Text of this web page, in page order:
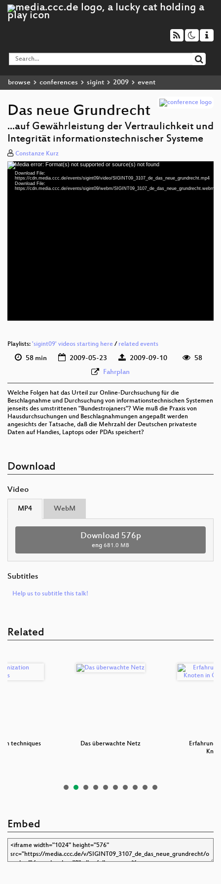
browse conferences sigint 2009 event
Das neue Grundrecht
...auf Gewährleistung der Vertraulichkeit und
Integrität informationstechnischer Systeme
Constanze Kurz
Video
Player
Media error: Format(s) not supported or source(s) not found
Download File:
https://cdn.media.ccc.de/events/sigint09/video/SIGINT09_3107_de_das_neue_grundrecht.mp4
Download File:
https://cdn.media.ccc.de/events/sigint09/webm/SIGINT09_3107_de_das_neue_grundrecht.webm
Playlists: 'sigint09' videos starting here / related events
58 min 2009-05-23 2009-09-10
58
Fahrplan
Welche Folgen hat das Urteil zur Online-Durchsuchung für die
Beschlagnahme und Durchsuchung von informationstechnischen Systemen
jenseits des umstrittenen "Bundestrojaners"? Wie muß die Praxis von
Hausdurchsuchungen und Beschlagnahmungen angepaßt werden
angesichts der Tatsache, daß die Mehrzahl der Deutschen privateste
Daten auf Handies, Laptops oder PDAs speichert?
Download
Video
MP4 WebM
Download 576p
eng 681.0 MB
Subtitles
Help us to subtitle this talk!
Related
techniques Das überwachte Netz
Embed